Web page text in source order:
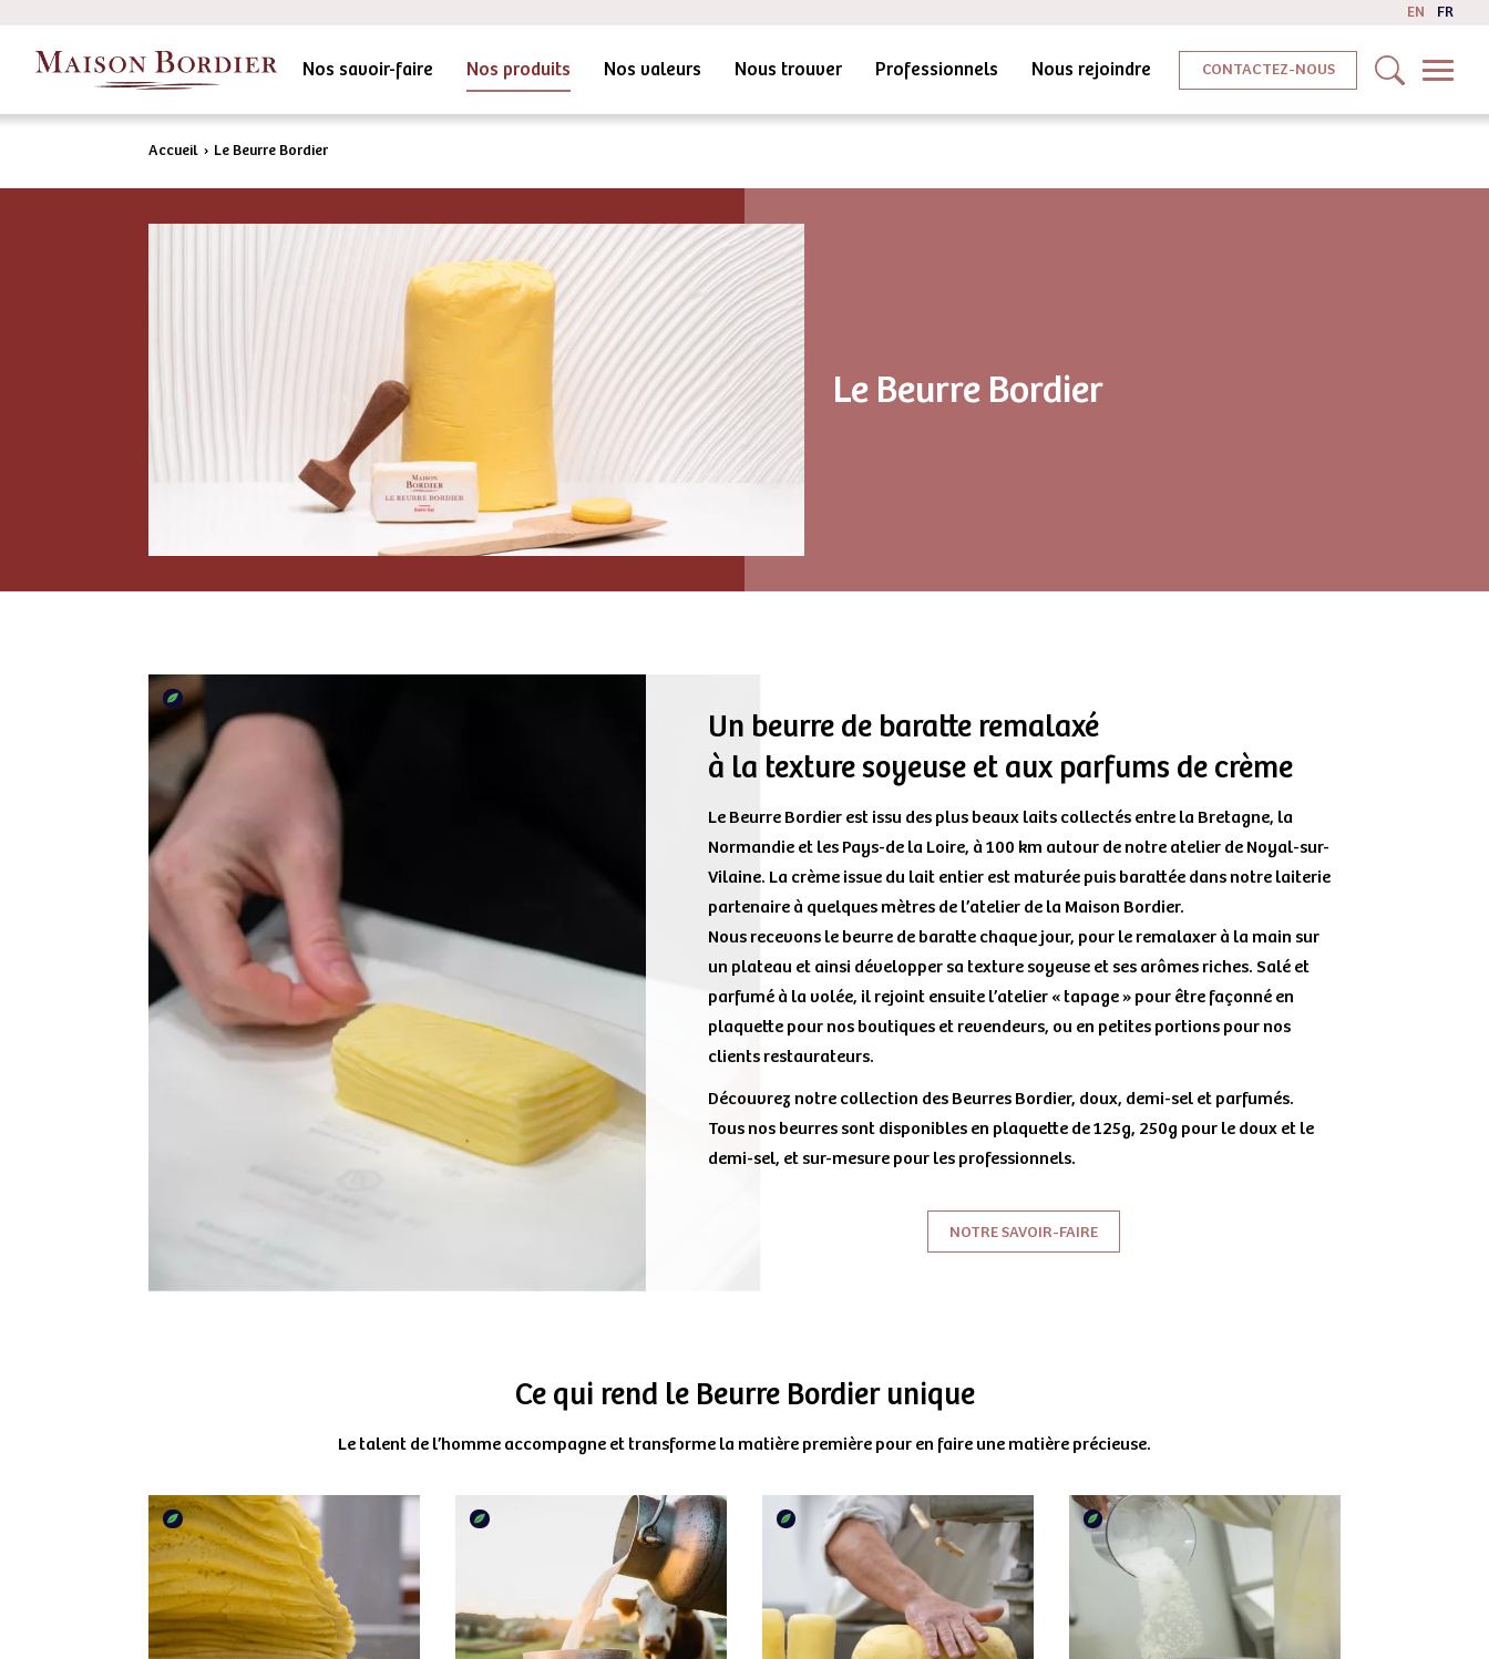
EN FR
Nos savoir-faire Nos produits Nos valeurs Nous trouver Professionnels Nous rejoindre CONTACTEZ-NOUS
Accueil › Le Beurre Bordier
Le Beurre Bordier
Un beurre de baratte remalaxé
à la texture soyeuse et aux parfums de crème
Le Beurre Bordier est issu des plus beaux laits collectés entre la Bretagne, la
Normandie et les Pays-de la Loire, à 100 km autour de notre atelier de Noyal-sur-
Vilaine. La crème issue du lait entier est maturée puis barattée dans notre laiterie
partenaire à quelques mètres de l’atelier de la Maison Bordier.
Nous recevons le beurre de baratte chaque jour, pour le remalaxer à la main sur
un plateau et ainsi développer sa texture soyeuse et ses arômes riches. Salé et
parfumé à la volée, il rejoint ensuite l’atelier « tapage » pour être façonné en
plaquette pour nos boutiques et revendeurs, ou en petites portions pour nos
clients restaurateurs.
Découvrez notre collection des Beurres Bordier, doux, demi-sel et parfumés.
Tous nos beurres sont disponibles en plaquette de 125g, 250g pour le doux et le
demi-sel, et sur-mesure pour les professionnels.
NOTRE SAVOIR-FAIRE
Ce qui rend le Beurre Bordier unique
Le talent de l’homme accompagne et transforme la matière première pour en faire une matière précieuse.